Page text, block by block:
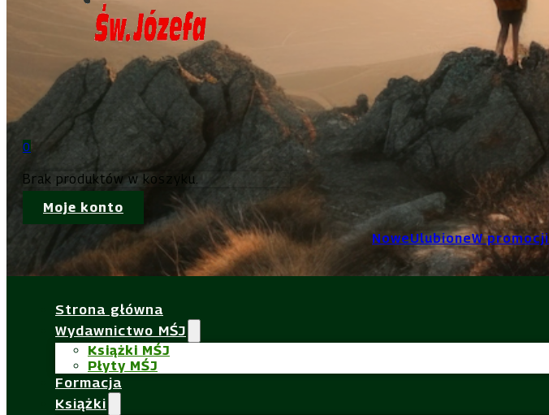
0
Brak produktów w koszyku.
Moje konto
NoweUlubioneW promocji
Strona główna
Wydawnictwo MŚJ
Książki MŚJ
Płyty MŚJ
Formacja
Książki